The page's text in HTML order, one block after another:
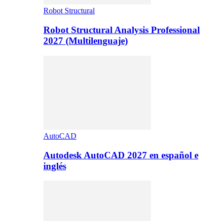
Robot Structural
Robot Structural Analysis Professional
2027 (Multilenguaje)
AutoCAD
Autodesk AutoCAD 2027 en español e
inglés